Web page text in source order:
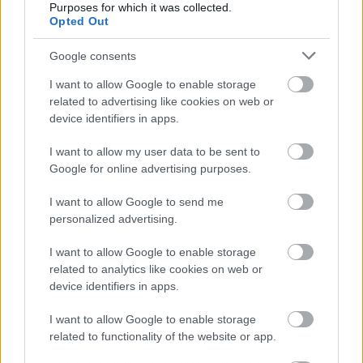
Purposes for which it was collected.
Opted Out
Google consents
I want to allow Google to enable storage
related to advertising like cookies on web or
device identifiers in apps.
I want to allow my user data to be sent to
Google for online advertising purposes.
I want to allow Google to send me
personalized advertising.
I want to allow Google to enable storage
related to analytics like cookies on web or
device identifiers in apps.
I want to allow Google to enable storage
related to functionality of the website or app.
leszek a cégcsoport vezérigazgatója is.
a cégeket?
Ziegler Gábor:Amennyiben anyagilag előnyös, akkor
igen. Van egy struktúra, amely jelenleg is működik, ezt át
minden szempontból úgy érezzük, hogy látjuk már a
részleteket, akkor végiggondoljuk az esetleges
strukturális egyszerűsítéseket.
- A szerkesztőségek életében várható-e változás?
Ziegler Gábor:Jelentős változások nem, legalábbis
biztosan nem személyi kérdésekben. Egyszerűsíteni
szeretnénk a működési folyamatokat, illetve a kiadók
hatékonyságát növelni.
- Szerepel a tervek között új márkák megvétele vagy